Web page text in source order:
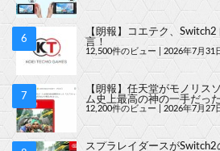
【朗報】コエテク、
言！
12,500件のビュー 2026年7月31
【朗報】任天堂がモノリス
ム史上最高の神の一手だっ
12,200件のビュー 2026年7月27
スプラレイダースが